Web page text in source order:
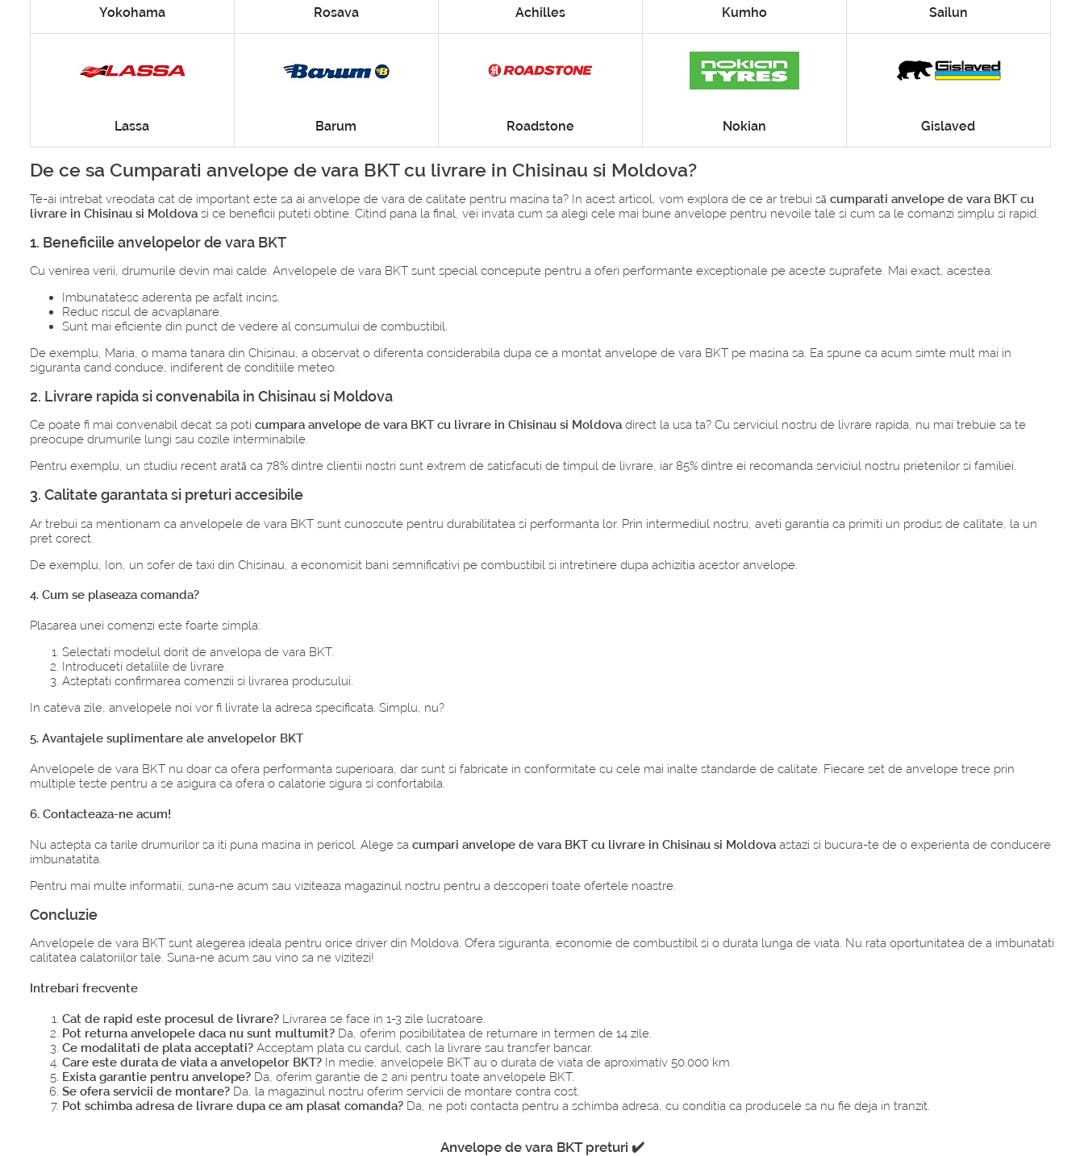
Yokohama Rosava Achilles Kumho Sailun
Lassa Barum Roadstone Nokian Gislaved
De ce sa Cumparati anvelope de vara BKT cu livrare in Chisinau si Moldova?
Te-ai intrebat vreodata cat de important este sa ai anvelope de vara de calitate pentru masina ta? In acest articol, vom explora de ce ar trebui să cumparati anvelope de vara BKT cu
livrare in Chisinau si Moldova si ce beneficii puteti obtine. Citind pana la final, vei invata cum sa alegi cele mai bune anvelope pentru nevoile tale si cum sa le comanzi simplu si rapid.
1. Beneficiile anvelopelor de vara BKT
Cu venirea verii, drumurile devin mai calde. Anvelopele de vara BKT sunt special concepute pentru a oferi performante exceptionale pe aceste suprafete. Mai exact, acestea:
Imbunatatesc aderenta pe asfalt incins.
Reduc riscul de acvaplanare.
Sunt mai eficiente din punct de vedere al consumului de combustibil.
De exemplu, Maria, o mama tanara din Chisinau, a observat o diferenta considerabila dupa ce a montat anvelope de vara BKT pe masina sa. Ea spune ca acum simte mult mai in
siguranta cand conduce, indiferent de conditiile meteo.
2. Livrare rapida si convenabila in Chisinau si Moldova
Ce poate fi mai convenabil decat sa poti cumpara anvelope de vara BKT cu livrare in Chisinau si Moldova direct la usa ta? Cu serviciul nostru de livrare rapida, nu mai trebuie sa te
preocupe drumurile lungi sau cozile interminabile.
Pentru exemplu, un studiu recent arată ca 78% dintre clientii nostri sunt extrem de satisfacuti de timpul de livrare, iar 85% dintre ei recomanda serviciul nostru prietenilor si familiei.
3. Calitate garantata si preturi accesibile
Ar trebui sa mentionam ca anvelopele de vara BKT sunt cunoscute pentru durabilitatea si performanta lor. Prin intermediul nostru, aveti garantia ca primiti un produs de calitate, la un
pret corect.
De exemplu, Ion, un sofer de taxi din Chisinau, a economisit bani semnificativi pe combustibil si intretinere dupa achizitia acestor anvelope.
4. Cum se plaseaza comanda?
Plasarea unei comenzi este foarte simpla:
Selectati modelul dorit de anvelopa de vara BKT.
Introduceti detaliile de livrare.
Asteptati confirmarea comenzii si livrarea produsului.
In cateva zile, anvelopele noi vor fi livrate la adresa specificata. Simplu, nu?
5. Avantajele suplimentare ale anvelopelor BKT
Anvelopele de vara BKT nu doar ca ofera performanta superioara, dar sunt si fabricate in conformitate cu cele mai inalte standarde de calitate. Fiecare set de anvelope trece prin
multiple teste pentru a se asigura ca ofera o calatorie sigura si confortabila.
6. Contacteaza-ne acum!
Nu astepta ca tarile drumurilor sa iti puna masina in pericol. Alege sa cumpari anvelope de vara BKT cu livrare in Chisinau si Moldova astazi si bucura-te de o experienta de conducere
imbunatatita.
Pentru mai multe informatii, suna-ne acum sau viziteaza magazinul nostru pentru a descoperi toate ofertele noastre.
Concluzie
Anvelopele de vara BKT sunt alegerea ideala pentru orice driver din Moldova. Ofera siguranta, economie de combustibil si o durata lunga de viata. Nu rata oportunitatea de a imbunatati
calitatea calatoriilor tale. Suna-ne acum sau vino sa ne vizitezi!
Intrebari frecvente
Cat de rapid este procesul de livrare? Livrarea se face in 1-3 zile lucratoare.
Pot returna anvelopele daca nu sunt multumit? Da, oferim posibilitatea de returnare in termen de 14 zile.
Ce modalitati de plata acceptati? Acceptam plata cu cardul, cash la livrare sau transfer bancar.
Care este durata de viata a anvelopelor BKT? In medie, anvelopele BKT au o durata de viata de aproximativ 50.000 km.
Exista garantie pentru anvelope? Da, oferim garantie de 2 ani pentru toate anvelopele BKT.
Se ofera servicii de montare? Da, la magazinul nostru oferim servicii de montare contra cost.
Pot schimba adresa de livrare dupa ce am plasat comanda? Da, ne poti contacta pentru a schimba adresa, cu conditia ca produsele sa nu fie deja in tranzit.
Anvelope de vara BKT preturi ✔️